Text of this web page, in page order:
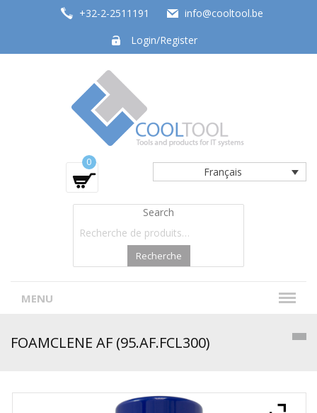
+32-2-2511191
info@cooltool.be
Login/Register
Tools and products for office systems
Français
0
Search
Recherche
MENU
FOAMCLENE AF (95.AF.FCL300)